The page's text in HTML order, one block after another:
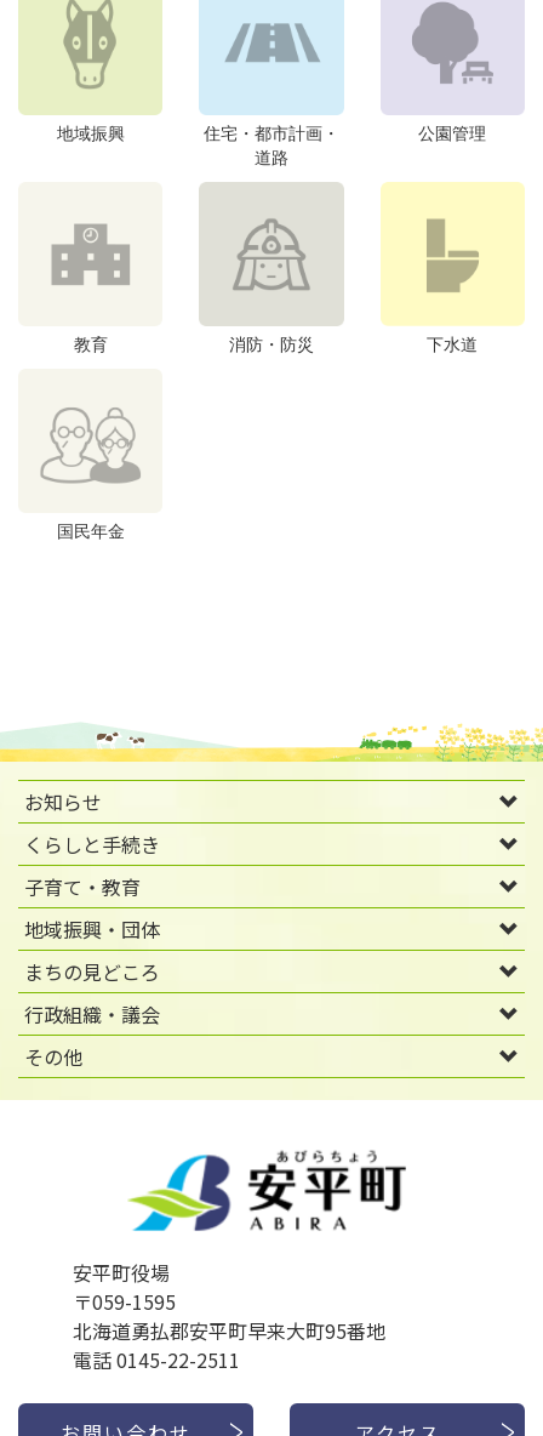
地域振興
住宅・都市計画・
道路
公園管理
教育 消防・防災 下水道
国民年金
お知らせ
くらしと手続き
子育て・教育
地域振興・団体
まちの見どころ
行政組織・議会
その他
安平町役場
〒059-1595
北海道勇払郡安平町早来大町95番地
電話 0145-22-2511